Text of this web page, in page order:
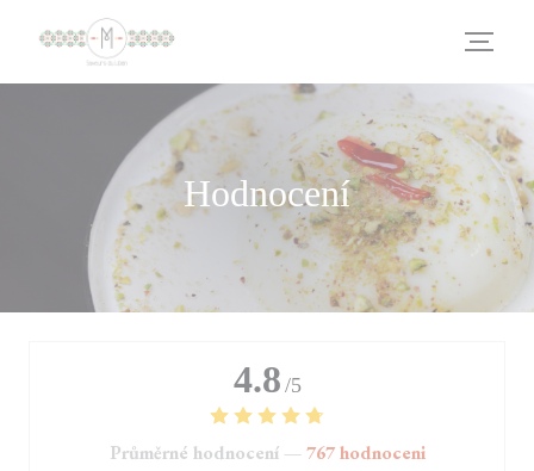
Panel pro správu cookies
Hodnocení
4.8 /5
Průměrné hodnocení —767 hodnoceni